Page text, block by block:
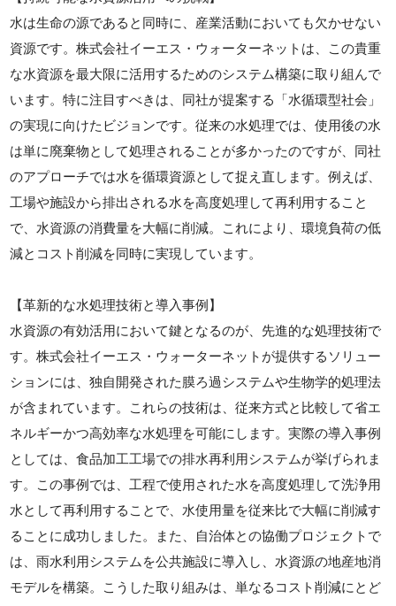
水は生命の源であると同時に、産業活動においても欠かせない
資源です。株式会社イーエス・ウォーターネットは、この貴重
な水資源を最大限に活用するためのシステム構築に取り組んで
います。特に注目すべきは、同社が提案する「水循環型社会」
の実現に向けたビジョンです。従来の水処理では、使用後の水
は単に廃棄物として処理されることが多かったのですが、同社
のアプローチでは水を循環資源として捉え直します。例えば、
工場や施設から排出される水を高度処理して再利用すること
で、水資源の消費量を大幅に削減。これにより、環境負荷の低
減とコスト削減を同時に実現しています。
【革新的な水処理技術と導入事例】
水資源の有効活用において鍵となるのが、先進的な処理技術で
す。株式会社イーエス・ウォーターネットが提供するソリュー
ションには、独自開発された膜ろ過システムや生物学的処理法
が含まれています。これらの技術は、従来方式と比較して省エ
ネルギーかつ高効率な水処理を可能にします。実際の導入事例
としては、食品加工工場での排水再利用システムが挙げられま
す。この事例では、工程で使用された水を高度処理して洗浄用
水として再利用することで、水使用量を従来比で大幅に削減す
ることに成功しました。また、自治体との協働プロジェクトで
は、雨水利用システムを公共施設に導入し、水資源の地産地消
モデルを構築。こうした取り組みは、単なるコスト削減にとど